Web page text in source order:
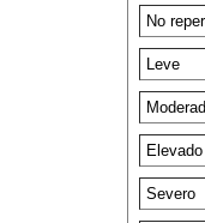
No
Leve
Elevado
Severo